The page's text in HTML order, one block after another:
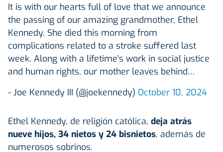
It is with our hearts full of love that we announce
the passing of our amazing grandmother, Ethel
Kennedy. She died this morning from
complications related to a stroke suffered last
week. Along with a lifetime's work in social justice
and human rights, our mother leaves behind…
- Joe Kennedy III (@joekennedy) October 10, 2024
Ethel Kennedy, de religión católica, deja atrás
nueve hijos, 34 nietos y 24 bisnietos, además de
numerosos sobrinos.